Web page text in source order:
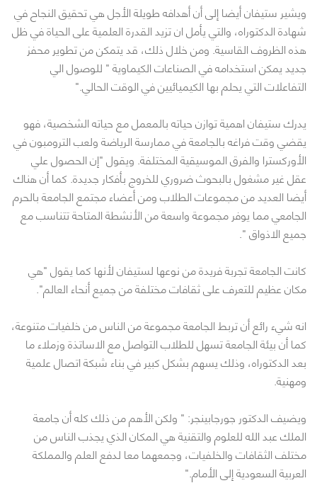
ويشير ستيفان أيضا إلى أن أهدافه طويلة الأجل هي تحقيق النجاح في
شهادة الدكتوراه، والتي يأمل ان تزيد القدرة العلمية على الحياة في ظل
هذه الظروف القاسية. ومن خلال ذلك، قد يتمكن من تطوير محفز
جديد يمكن استخدامه في الصناعات الكيماوية " للوصول الي
التفاعلات التي يحلم بها الكيميائيين في الوقت الحالي."
يدرك ستيفان اهمية توازن حياته بالمعمل مع حياته الشخصية، فهو
يقضي وقت فراغه بالجامعة في ممارسة الرياضة ولعب الترومبون في
الأوركسترا والفرق الموسيقية المختلفة. ويقول "إن الحصول علي
عقل غير مشغول بالبحوث ضروري للخروج بأفكار جديدة. كما أن هناك
أيضا العديد من مجموعات الطلاب ومن أعضاء مجتمع الجامعة بالحرم
الجامعي مما يوفر مجموعة واسعة من الأنشطة المتاحة تتناسب مع
جميع الاذواق ".
كانت الجامعة تجربة فريدة من نوعها لستيفان لأنها كما يقول "هي
مكان عظيم للتعرف على ثقافات مختلفة من جميع أنحاء العالم".
انه شيء رائع أن تربط الجامعة مجموعة من الناس من خلفيات متنوعة،
كما أن بيئة الجامعة تسهل للطلاب التواصل مع الاساتذة وزملاء ما
بعد الدكتوراه، وذلك يسهم بشكل كبير في بناء شبكة اتصال علمية
ومهنية.
ويضيف الدكتور جورجابينجر: " ولكن الأهم من ذلك كله أن جامعة
الملك عبد الله للعلوم والتقنية هي المكان الذي يجذب الناس من
مختلف الثقافات والخلفيات، وجمعهما معا لدفع العلم والمملكة
العربية السعودية إلى الأمام."